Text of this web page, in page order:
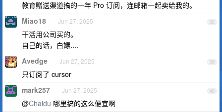
教育赠送渠道搞的一年 Pro 订阅，连邮箱一起卖给我的。
38
Miao18 Jun 27, 2025
干活用公司买的。
自己的话，白嫖....
39
Avedge Jun 27, 2025
只订阅了 cursor
40
mark257 Jun 27, 2025
@Chaidu 哪里搞的这么便宜啊